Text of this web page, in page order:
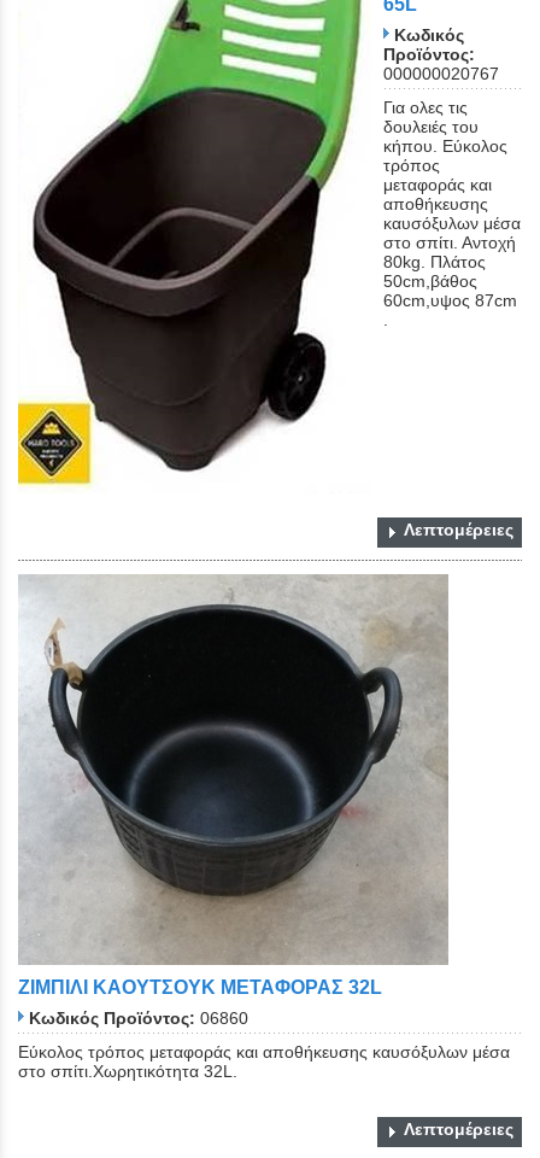
65L
Κωδικός
Προϊόντος:
000000020767
Για ολες τις
δουλειές του
κήπου. Εύκολος
τρόπος
μεταφοράς και
αποθήκευσης
καυσόξυλων μέσα
στο σπίτι. Αντοχή
80kg. Πλάτος
50cm,βάθος
60cm,υψος 87cm
Λεπτομέρειες
ΖΙΜΠΙΛΙ ΚΑΟΥΤΣΟΥΚ ΜΕΤΑΦΟΡΑΣ 32L
Κωδικός Προϊόντος: 06860
Εύκολος τρόπος μεταφοράς και αποθήκευσης καυσόξυλων μέσα
στο σπίτι.Χωρητικότητα 32L.
Λεπτομέρειες